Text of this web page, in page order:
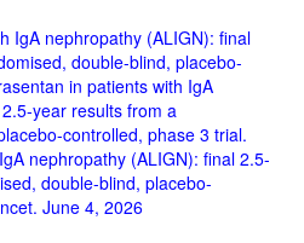
IgA nephropathy (ALIGN): final
double-blind, placebo-
in patients with IgA
year results from a
controlled, phase 3 trial.
nephropathy (ALIGN): final 2.5-
double-blind, placebo-
June 4, 2026